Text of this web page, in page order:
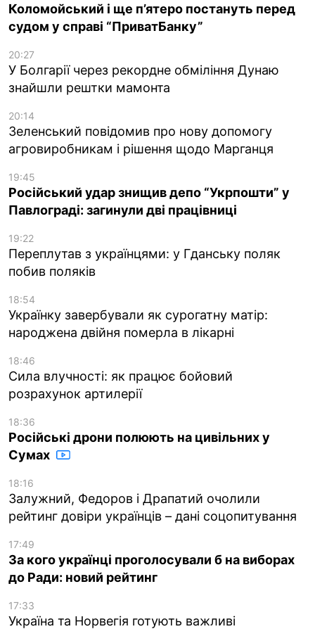
Коломойський і ще п’ятеро постануть перед
судом у справі “ПриватБанку”
20:27
У Болгарії через рекордне обміління Дунаю
знайшли рештки мамонта
20:14
Зеленський повідомив про нову допомогу
агровиробникам і рішення щодо Марганця
19:45
Російський удар знищив депо “Укрпошти” у
Павлограді: загинули дві працівниці
19:22
Переплутав з українцями: у Гданську поляк
побив поляків
18:54
Українку завербували як сурогатну матір:
народжена двійня померла в лікарні
18:46
Сила влучності: як працює бойовий
розрахунок артилерії
18:36
Російські дрони полюють на цивільних у
Сумах
18:16
Залужний, Федоров і Драпатий очолили
рейтинг довіри українців – дані соцопитування
17:49
За кого українці проголосували б на виборах
до Ради: новий рейтинг
17:33
Україна та Норвегія готують важливі